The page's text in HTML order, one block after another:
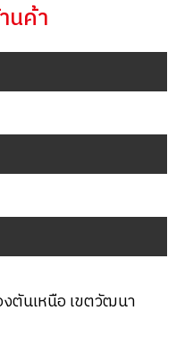
นค้า
ตันเหนือ เขตวัฒนา